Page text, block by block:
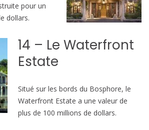
pour un
dollars.
14 – Le Waterfront
Estate
Situé sur les bords du Bosphore, le
Waterfront Estate a une valeur de
plus de 100 millions de dollars.